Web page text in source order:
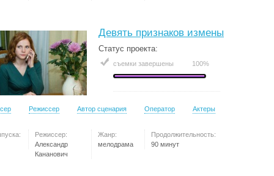
Девять признаков измены
Статус проекта:
съемки завершены 100%
Режиссер Автор сценария Оператор Актеры
Режиссер:
Александр
Кананович
Жанр:
мелодрама
Продолжительность:
90 минут